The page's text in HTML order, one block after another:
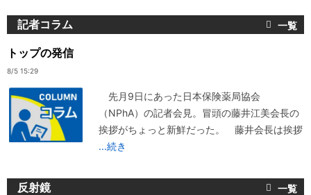
記者コラム
トップの発信
8/5 15:29
先月9日にあった日本保険薬局協会
（NPhA）の記者会見。冒頭の藤井江美会長の
挨拶がちょっと新鮮だった。 藤井会長は挨拶
...続き
反射鏡